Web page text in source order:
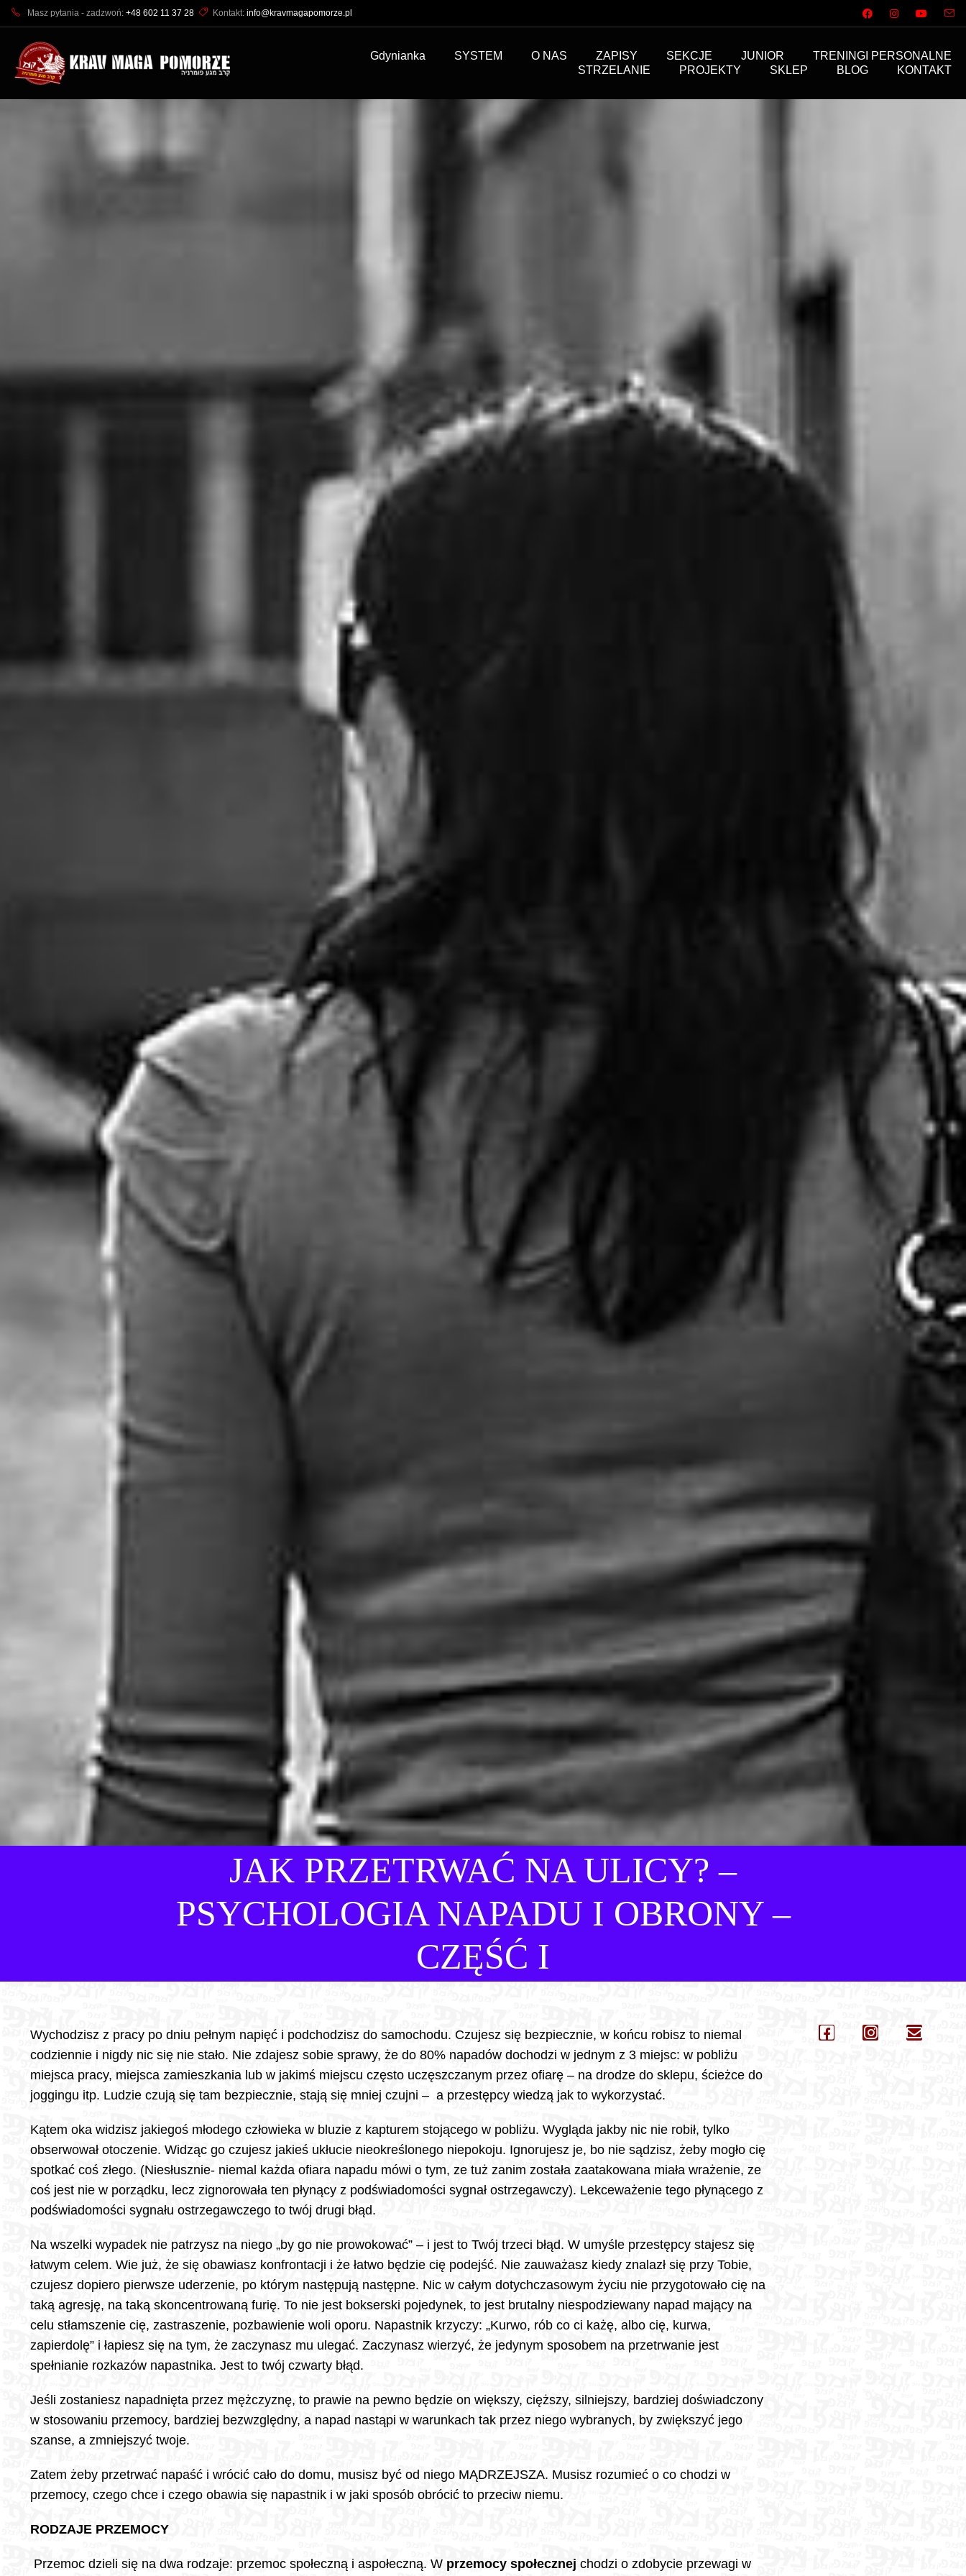
Masz pytania - zadzwoń: +48 602 11 37 28 Kontakt: info@kravmagapomorze.pl
Gdynianka SYSTEM O NAS ZAPISY SEKCJE JUNIOR
TRENINGI PERSONALNE
STRZELANIE
PROJEKTY SKLEP BLOG KONTAKT
JAK PRZETRWAĆ NA ULICY? –
PSYCHOLOGIA NAPADU I OBRONY –
CZĘŚĆ I
Wychodzisz z pracy po dniu pełnym napięć i podchodzisz do samochodu. Czujesz się bezpiecznie, w końcu robisz to niemal
codziennie i nigdy nic się nie stało. Nie zdajesz sobie sprawy, że do 80% napadów dochodzi w jednym z 3 miejsc: w pobliżu
miejsca pracy, miejsca zamieszkania lub w jakimś miejscu często uczęszczanym przez ofiarę – na drodze do sklepu, ścieżce do
joggingu itp. Ludzie czują się tam bezpiecznie, stają się mniej czujni – a przestępcy wiedzą jak to wykorzystać.
Kątem oka widzisz jakiegoś młodego człowieka w bluzie z kapturem stojącego w pobliżu. Wygląda jakby nic nie robił, tylko
obserwował otoczenie. Widząc go czujesz jakieś ukłucie nieokreślonego niepokoju. Ignorujesz je, bo nie sądzisz, żeby mogło cię
spotkać coś złego. (Niesłusznie- niemal każda ofiara napadu mówi o tym, ze tuż zanim została zaatakowana miała wrażenie, ze
coś jest nie w porządku, lecz zignorowała ten płynący z podświadomości sygnał ostrzegawczy). Lekceważenie tego płynącego z
podświadomości sygnału ostrzegawczego to twój drugi błąd.
Na wszelki wypadek nie patrzysz na niego „by go nie prowokować” – i jest to Twój trzeci błąd. W umyśle przestępcy stajesz się
łatwym celem. Wie już, że się obawiasz konfrontacji i że łatwo będzie cię podejść. Nie zauważasz kiedy znalazł się przy Tobie,
czujesz dopiero pierwsze uderzenie, po którym następują następne. Nic w całym dotychczasowym życiu nie przygotowało cię na
taką agresję, na taką skoncentrowaną furię. To nie jest bokserski pojedynek, to jest brutalny niespodziewany napad mający na
celu stłamszenie cię, zastraszenie, pozbawienie woli oporu. Napastnik krzyczy: „Kurwo, rób co ci każę, albo cię, kurwa,
zapierdolę” i łapiesz się na tym, że zaczynasz mu ulegać. Zaczynasz wierzyć, że jedynym sposobem na przetrwanie jest
spełnianie rozkazów napastnika. Jest to twój czwarty błąd.
Jeśli zostaniesz napadnięta przez mężczyznę, to prawie na pewno będzie on większy, cięższy, silniejszy, bardziej doświadczony
w stosowaniu przemocy, bardziej bezwzględny, a napad nastąpi w warunkach tak przez niego wybranych, by zwiększyć jego
szanse, a zmniejszyć twoje.
Zatem żeby przetrwać napaść i wrócić cało do domu, musisz być od niego MĄDRZEJSZA. Musisz rozumieć o co chodzi w
przemocy, czego chce i czego obawia się napastnik i w jaki sposób obrócić to przeciw niemu.
RODZAJE PRZEMOCY
Przemoc dzieli się na dwa rodzaje: przemoc społeczną i aspołeczną. W przemocy społecznejchodzi o zdobycie przewagi w